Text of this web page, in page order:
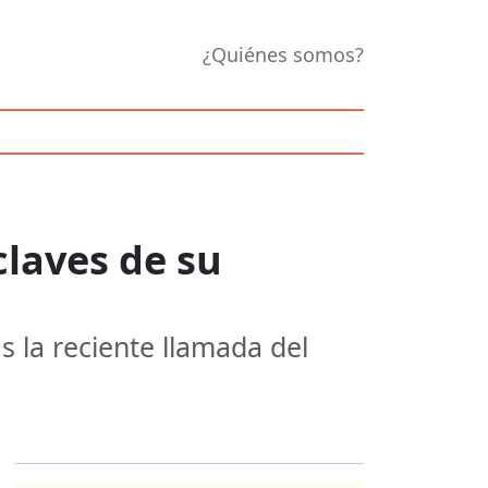
¿Quiénes somos?
de su
la reciente llamada del